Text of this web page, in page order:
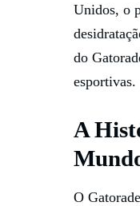
Unidos, o
do
esportivas.
A
O